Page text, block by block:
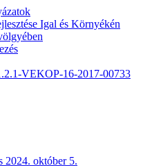
Igal és Környékén
VEKOP-16-2017-00733
2024. október 5.